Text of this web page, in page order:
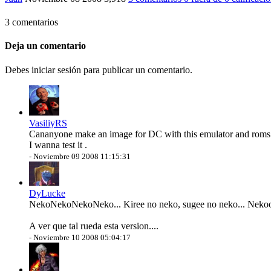
3 comentarios
Deja un comentario
Debes iniciar sesión para publicar un comentario.
VasiliyRS
Cananyone make an image for DC with this emulator and
I wanna test it .
- Noviembre 09 2008 11:15:31
DyLucke
NekoNekoNekoNeko... Kiree no neko, sugee no neko...
A ver que tal rueda esta version....
- Noviembre 10 2008 05:04:17